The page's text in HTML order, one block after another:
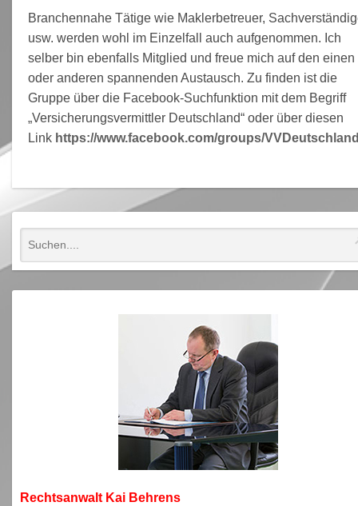
Branchennahe Tätige wie Maklerbetreuer,
usw. werden wohl im Einzelfall auch aufgenommen. Ich
selber bin ebenfalls Mitglied und freue mich auf den einen
oder anderen spannenden Austausch. Zu finden ist die
Gruppe über die Facebook-Suchfunktion mit dem Begriff
„Versicherungsvermittler Deutschland“ oder über diesen
Link https://www.facebook.com/groups/
Rechtsanwalt Kai Behrens